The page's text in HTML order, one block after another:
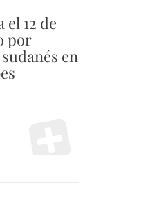
el 12 de
por
en